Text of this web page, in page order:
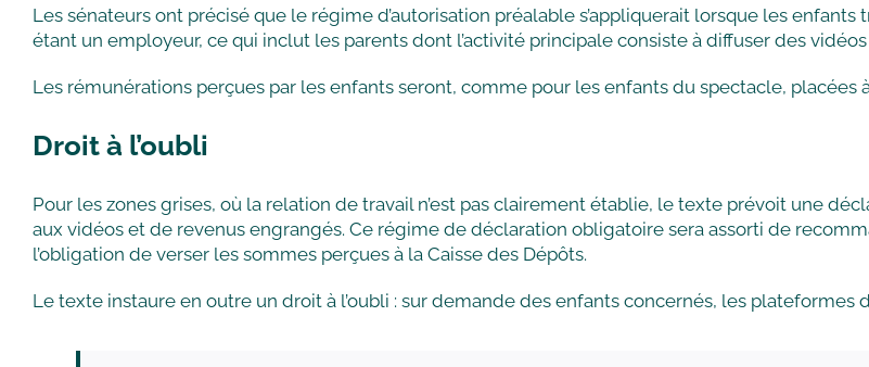
Les sénateurs ont précisé que le régime d’autorisation préalable s’appliquerait lorsque les
étant un employeur, ce qui inclut les parents dont l’activité principale consiste à diffuser des
Les rémunérations perçues par les enfants seront, comme pour les enfants du spectacle, placées
Droit à l’oubli
Pour les zones grises, où la relation de travail n’est pas clairement établie, le texte prévoit une
aux vidéos et de revenus engrangés. Ce régime de déclaration obligatoire sera assorti de
l’obligation de verser les sommes perçues à la Caisse des Dépôts.
Le texte instaure en outre un droit à l’oubli : sur demande des enfants concernés, les